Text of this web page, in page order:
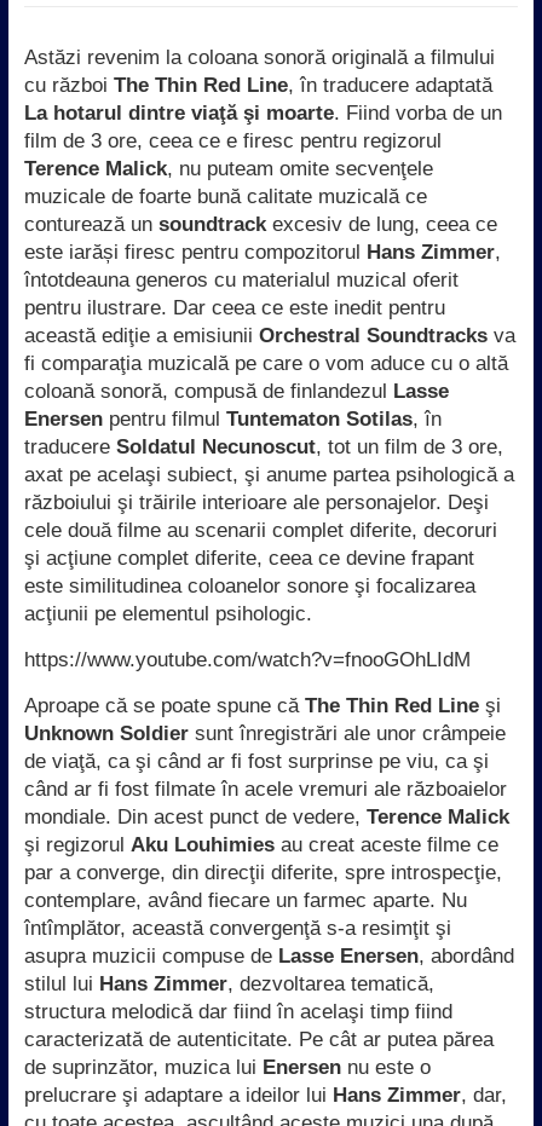
Astăzi revenim la coloana sonoră originală a filmului
cu război The Thin Red Line, în traducere adaptată
La hotarul dintre viaţă şi moarte. Fiind vorba de un
film de 3 ore, ceea ce e firesc pentru regizorul
Terence Malick, nu puteam omite secvenţele
muzicale de foarte bună calitate muzicală ce
conturează un soundtrackexcesiv de lung, ceea ce
este iarăși firesc pentru compozitorul Hans Zimmer,
întotdeauna generos cu materialul muzical oferit
pentru ilustrare. Dar ceea ce este inedit pentru
această ediţie a emisiunii Orchestral Soundtracksva
fi comparaţia muzicală pe care o vom aduce cu o altă
coloană sonoră, compusă de finlandezul Lasse
Enersenpentru filmul Tuntematon Sotilas, în
traducere Soldatul Necunoscut, tot un film de 3 ore,
axat pe acelaşi subiect, şi anume partea psihologică a
războiului şi trăirile interioare ale personajelor. Deşi
cele două filme au scenarii complet diferite, decoruri
şi acţiune complet diferite, ceea ce devine frapant
este similitudinea coloanelor sonore şi focalizarea
acţiunii pe elementul psihologic.
https://www.youtube.com/watch?v=fnooGOhLIdM
Aproape că se poate spune că The Thin Red Lineşi
Unknown Soldiersunt înregistrări ale unor crâmpeie
de viaţă, ca şi când ar fi fost surprinse pe viu, ca şi
când ar fi fost filmate în acele vremuri ale războaielor
mondiale. Din acest punct de vedere, Terence Malick
şi regizorul Aku Louhimiesau creat aceste filme ce
par a converge, din direcţii diferite, spre introspecţie,
contemplare, având fiecare un farmec aparte. Nu
întîmplător, această convergenţă s-a resimţit şi
asupra muzicii compuse de Lasse Enersen, abordând
stilul lui Hans Zimmer, dezvoltarea tematică,
structura melodică dar fiind în acelaşi timp fiind
caracterizată de autenticitate. Pe cât ar putea părea
de suprinzător, muzica lui Enersennu este o
prelucrare şi adaptare a ideilor lui Hans Zimmer, dar,